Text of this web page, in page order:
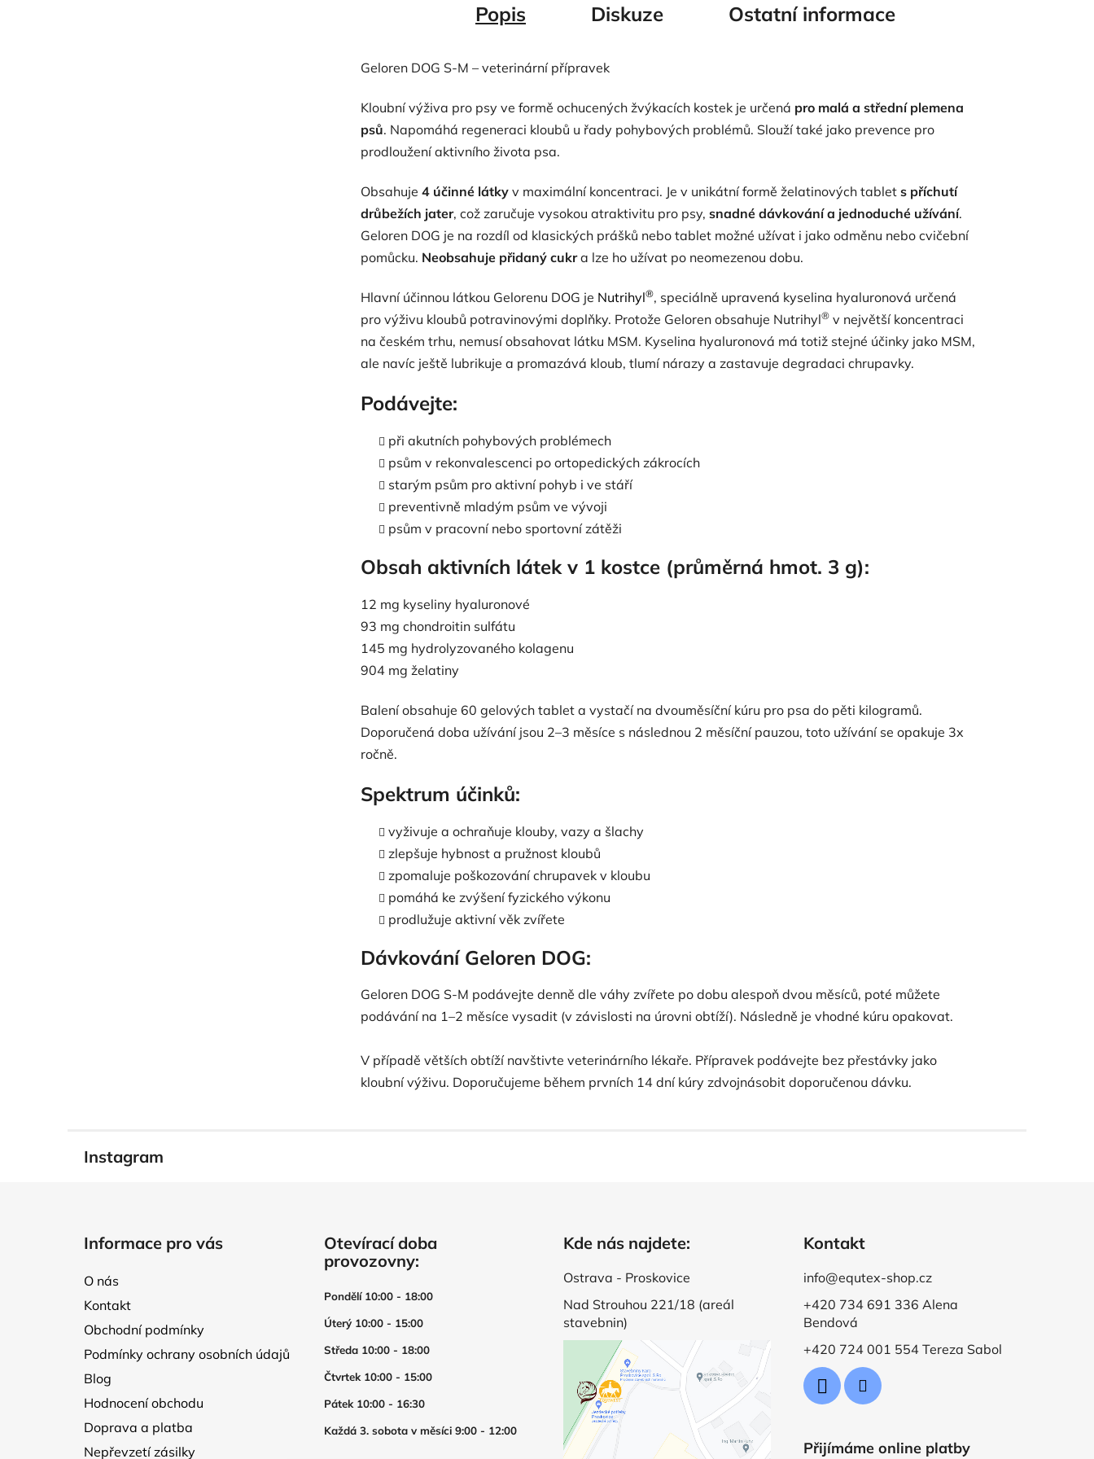
Popis Diskuze Ostatní informace
Geloren DOG S-M – veterinární přípravek
Kloubní výživa pro psy ve formě ochucených žvýkacích kostek je určená pro malá a střední plemena
psů. Napomáhá regeneraci kloubů u řady pohybových problémů. Slouží také jako prevence pro
prodloužení aktivního života psa.
Obsahuje 4 účinné látky v maximální koncentraci. Je v unikátní formě želatinových tablet s příchutí
drůbežích jater, což zaručuje vysokou atraktivitu pro psy, snadné dávkování a jednoduché užívání.
Geloren DOG je na rozdíl od klasických prášků nebo tablet možné užívat i jako odměnu nebo cvičební
pomůcku. Neobsahuje přidaný cukra lze ho užívat po neomezenou dobu.
Hlavní účinnou látkou Gelorenu DOG je Nutrihyl®, speciálně upravená kyselina hyaluronová určená
pro výživu kloubů potravinovými doplňky. Protože Geloren obsahuje Nutrihyl® v největší koncentraci
na českém trhu, nemusí obsahovat látku MSM. Kyselina hyaluronová má totiž stejné účinky jako MSM,
ale navíc ještě lubrikuje a promazává kloub, tlumí nárazy a zastavuje degradaci chrupavky.
Podávejte:
při akutních pohybových problémech
psům v rekonvalescenci po ortopedických zákrocích
starým psům pro aktivní pohyb i ve stáří
preventivně mladým psům ve vývoji
psům v pracovní nebo sportovní zátěži
Obsah aktivních látek v 1 kostce (průměrná hmot. 3 g):
12 mg kyseliny hyaluronové
93 mg chondroitin sulfátu
145 mg hydrolyzovaného kolagenu
904 mg želatiny
Balení obsahuje 60 gelových tablet a vystačí na dvouměsíční kúru pro psa do pěti kilogramů.
Doporučená doba užívání jsou 2–3 měsíce s následnou 2 měsíční pauzou, toto užívání se opakuje 3x
ročně.
Spektrum účinků:
vyživuje a ochraňuje klouby, vazy a šlachy
zlepšuje hybnost a pružnost kloubů
zpomaluje poškozování chrupavek v kloubu
pomáhá ke zvýšení fyzického výkonu
prodlužuje aktivní věk zvířete
Dávkování Geloren DOG:
Geloren DOG S-M podávejte denně dle váhy zvířete po dobu alespoň dvou měsíců, poté můžete
podávání na 1–2 měsíce vysadit (v závislosti na úrovni obtíží). Následně je vhodné kúru opakovat.
V případě větších obtíží navštivte veterinárního lékaře. Přípravek podávejte bez přestávky jako
kloubní výživu. Doporučujeme během prvních 14 dní kúry zdvojnásobit doporučenou dávku.
Instagram
Informace pro vás
O nás
Kontakt
Obchodní podmínky
Podmínky ochrany osobních údajů
Blog
Hodnocení obchodu
Doprava a platba
Nepřevzetí zásilky
Otevírací doba
provozovny:
Pondělí 10:00 - 18:00
Úterý 10:00 - 15:00
Středa 10:00 - 18:00
Čtvrtek 10:00 - 15:00
Pátek 10:00 - 16:30
Každá 3. sobota v měsíci 9:00 - 12:00
Kde nás najdete:
Ostrava - Proskovice
Nad Strouhou 221/18 (areál
stavebnin)
Kontakt
info@equtex-shop.cz
+420 734 691 336 Alena
Bendová
+420 724 001 554 Tereza Sabol
Přijímáme online platby